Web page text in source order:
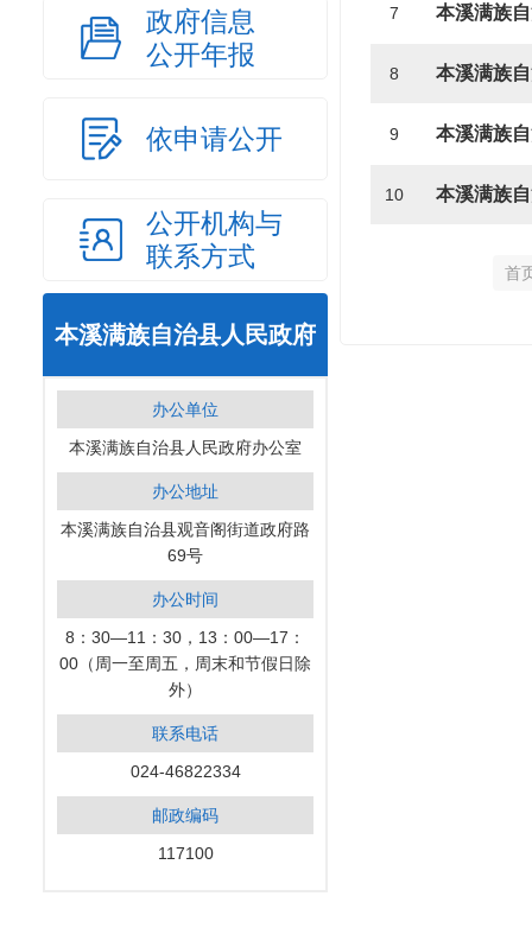
政府信息
公开年报
依申请公开
公开机构与
联系方式
本溪满族自治县人民政府
办公单位
本溪满族自治县人民政府办公室
办公地址
本溪满族自治县观音阁街道政府路
69号
办公时间
8：30—11：30，13：00—17：
00（周一至周五，周末和节假日除
外）
联系电话
024-46822334
邮政编码
117100
7
8
9
10
首